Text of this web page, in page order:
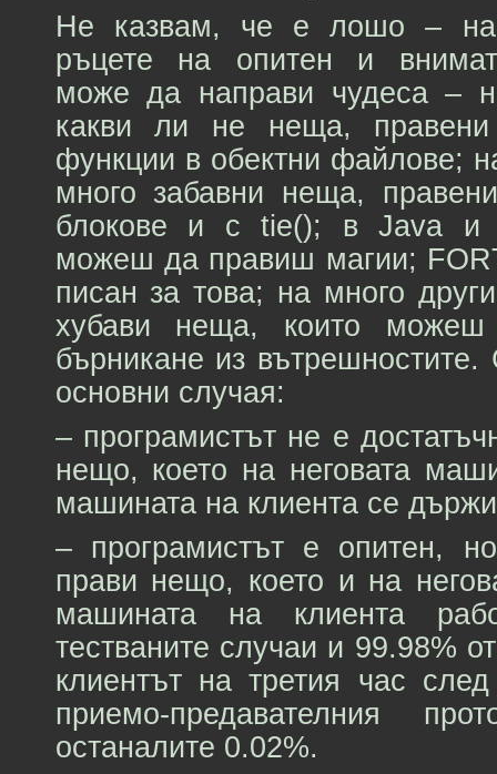
Не казвам, че е лошо –
ръцете на опитен и
може да направи чудеса –
какви ли не неща,
функции в обектни файлове;
много забавни неща,
блокове и с tie(); в Java и
можеш да правиш магии;
писан за това; на много
хубави неща, които
бърникане из
основни случая:
– програмистът не е
нещо, което на неговата
машината на клиента се
– програмистът е опитен,
прави нещо, което и на
машината на клиента
тестваните случаи и 99.98%
клиентът на третия час
приемо-предавателния
останалите 0.02%.